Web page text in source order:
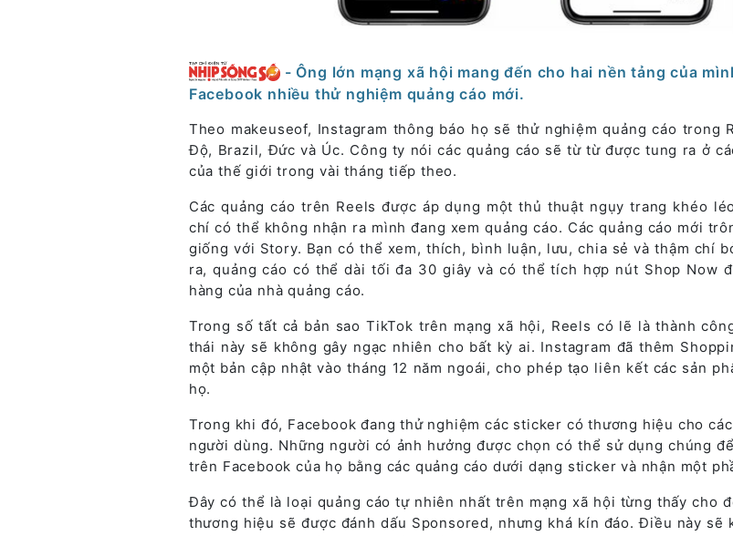
- Ông lớn mạng xã hội mang đến cho hai nền tảng của
Facebook nhiều thử nghiệm quảng cáo mới.
Theo makeuseof, Instagram thông báo họ sẽ thử nghiệm quảng cáo trong
Độ, Brazil, Đức và Úc. Công ty nói các quảng cáo sẽ từ từ được tung ra ở
của thế giới trong vài tháng tiếp theo.
Các quảng cáo trên Reels được áp dụng một thủ thuật ngụy trang khéo
chí có thể không nhận ra mình đang xem quảng cáo. Các quảng cáo mới
giống với Story. Bạn có thể xem, thích, bình luận, lưu, chia sẻ và thậm chí
ra, quảng cáo có thể dài tối đa 30 giây và có thể tích hợp nút Shop Now
hàng của nhà quảng cáo.
Trong số tất cả bản sao TikTok trên mạng xã hội, Reels có lẽ là thành
thái này sẽ không gây ngạc nhiên cho bất kỳ ai. Instagram đã thêm
một bản cập nhật vào tháng 12 năm ngoái, cho phép tạo liên kết các sản
họ.
Trong khi đó, Facebook đang thử nghiệm các sticker có thương hiệu cho
người dùng. Những người có ảnh hưởng được chọn có thể sử dụng chúng
trên Facebook của họ bằng các quảng cáo dưới dạng sticker và nhận một
Đây có thể là loại quảng cáo tự nhiên nhất trên mạng xã hội từng thấy cho
thương hiệu sẽ được đánh dấu Sponsored, nhưng khá kín đáo. Điều này sẽ